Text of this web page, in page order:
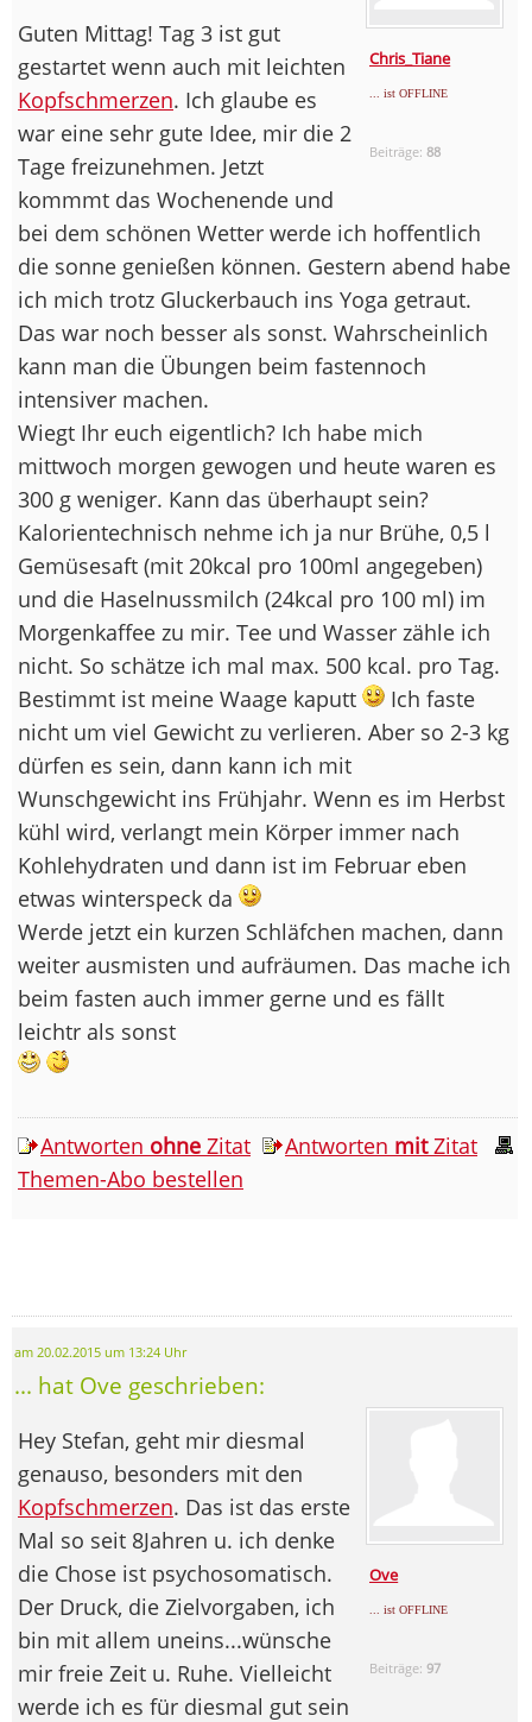
Chris_Tiane
... ist OFFLINE
Beiträge:88
Guten Mittag! Tag 3 ist gut
gestartet wenn auch mit leichten
Kopfschmerzen. Ich glaube es
war eine sehr gute Idee, mir die 2
Tage freizunehmen. Jetzt
kommmt das Wochenende und
bei dem schönen Wetter werde ich hoffentlich
die sonne genießen können. Gestern abend habe
ich mich trotz Gluckerbauch ins Yoga getraut.
Das war noch besser als sonst. Wahrscheinlich
kann man die Übungen beim fastennoch
intensiver machen.
Wiegt Ihr euch eigentlich? Ich habe mich
mittwoch morgen gewogen und heute waren es
300 g weniger. Kann das überhaupt sein?
Kalorientechnisch nehme ich ja nur Brühe, 0,5 l
Gemüsesaft (mit 20kcal pro 100ml angegeben)
und die Haselnussmilch (24kcal pro 100 ml) im
Morgenkaffee zu mir. Tee und Wasser zähle ich
nicht. So schätze ich mal max. 500 kcal. pro Tag.
Bestimmt ist meine Waage kaputt
Ich faste
nicht um viel Gewicht zu verlieren. Aber so 2-3 kg
dürfen es sein, dann kann ich mit
Wunschgewicht ins Frühjahr. Wenn es im Herbst
kühl wird, verlangt mein Körper immer nach
Kohlehydraten und dann ist im Februar eben
etwas winterspeck da
Werde jetzt ein kurzen Schläfchen machen, dann
weiter ausmisten und aufräumen. Das mache ich
beim fasten auch immer gerne und es fällt
leichtr als sonst
Antworten ohne Zitat Antworten mitZitat
Themen-Abo bestellen
am 20.02.2015 um 13:24 Uhr
... hat Ove geschrieben:
Ove
... ist OFFLINE
Beiträge:97
Hey Stefan, geht mir diesmal
genauso, besonders mit den
Kopfschmerzen. Das ist das erste
Mal so seit 8Jahren u. ich denke
die Chose ist psychosomatisch.
Der Druck, die Zielvorgaben, ich
bin mit allem uneins...wünsche
mir freie Zeit u. Ruhe. Vielleicht
werde ich es für diesmal gut sein